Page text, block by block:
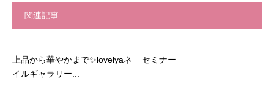
関連記事
上品から華やかまで✨lovelyaネ
イルギャラリー...
セミナー